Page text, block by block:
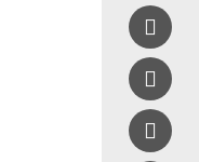


